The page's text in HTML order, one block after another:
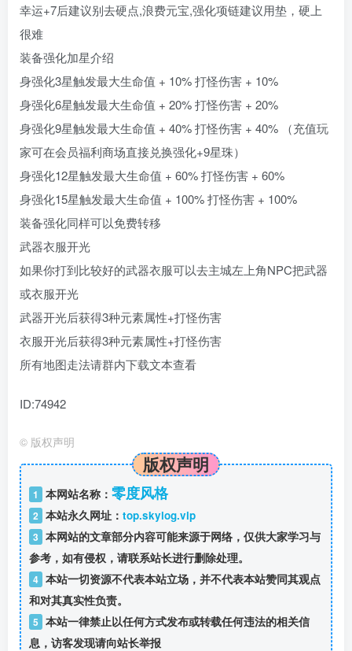
幸运+7后建议别去硬点,浪费元宝,强化项链建议用垫，硬上
很难
装备强化加星介绍
身强化3星触发最大生命值 + 10% 打怪伤害 + 10%
身强化6星触发最大生命值 + 20% 打怪伤害 + 20%
身强化9星触发最大生命值 + 40% 打怪伤害 + 40% （充值玩
家可在会员福利商场直接兑换强化+9星珠）
身强化12星触发最大生命值 + 60% 打怪伤害 + 60%
身强化15星触发最大生命值 + 100% 打怪伤害 + 100%
装备强化同样可以免费转移
武器衣服开光
如果你打到比较好的武器衣服可以去主城左上角NPC把武器
或衣服开光
武器开光后获得3种元素属性+打怪伤害
衣服开光后获得3种元素属性+打怪伤害
所有地图走法请群内下载文本查看
ID:74942
© 版权声明
版权声明
1 本网站名称： 零度风格
2 本站永久网址： top.skylog.vip
3 本网站的文章部分内容可能来源于网络，仅供大家学习与
参考，如有侵权，请联系站长进行删除处理。
4 本站一切资源不代表本站立场，并不代表本站赞同其观点
和对其真实性负责。
5 本站一律禁止以任何方式发布或转载任何违法的相关信
息，访客发现请向站长举报